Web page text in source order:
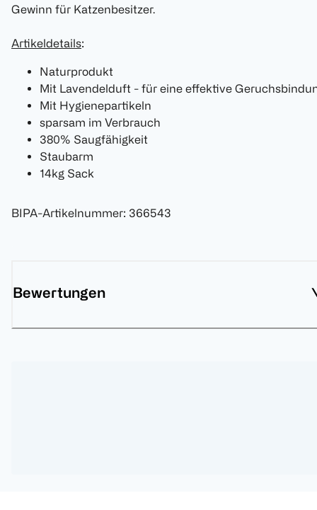
Gewinn für Katzenbesitzer.
Artikeldetails:
Naturprodukt
Mit Lavendelduft - für eine effektive
Mit Hygienepartikeln
sparsam im Verbrauch
380% Saugfähigkeit
Staubarm
14kg Sack
BIPA-Artikelnummer: 366543
Bewertungen